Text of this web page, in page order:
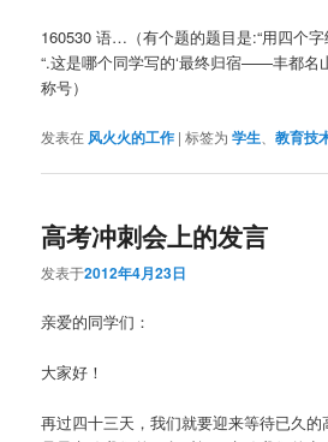
160530 语…（有个题的题目是:“用四个字
“.这是哪个同学写的‘最终归宿——丰都名
称号）
发表在 风火火的工作 |标签为 学生 、教育技
高考冲刺会上的发言
发表于2012年4月23日
亲爱的同学们：
大家好！
再过四十三天，我们就要迎来等待已久